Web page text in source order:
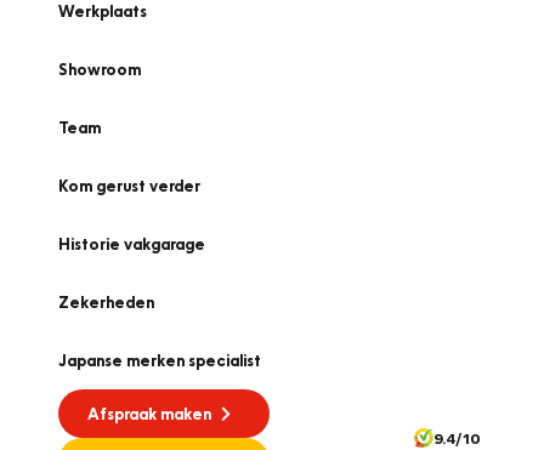
Werkplaats
Showroom
Team
Kom gerust verder
Historie vakgarage
Zekerheden
Japanse merken specialist
Afspraak maken
9.4/10